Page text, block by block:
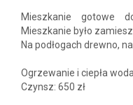
Mieszkanie gotowe
Mieszkanie było
Na podłogach drewno,
Ogrzewanie i ciepła
Czynsz: 650 zł